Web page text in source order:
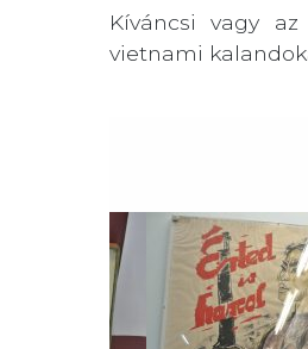
Kíváncsi vagy
vietnami